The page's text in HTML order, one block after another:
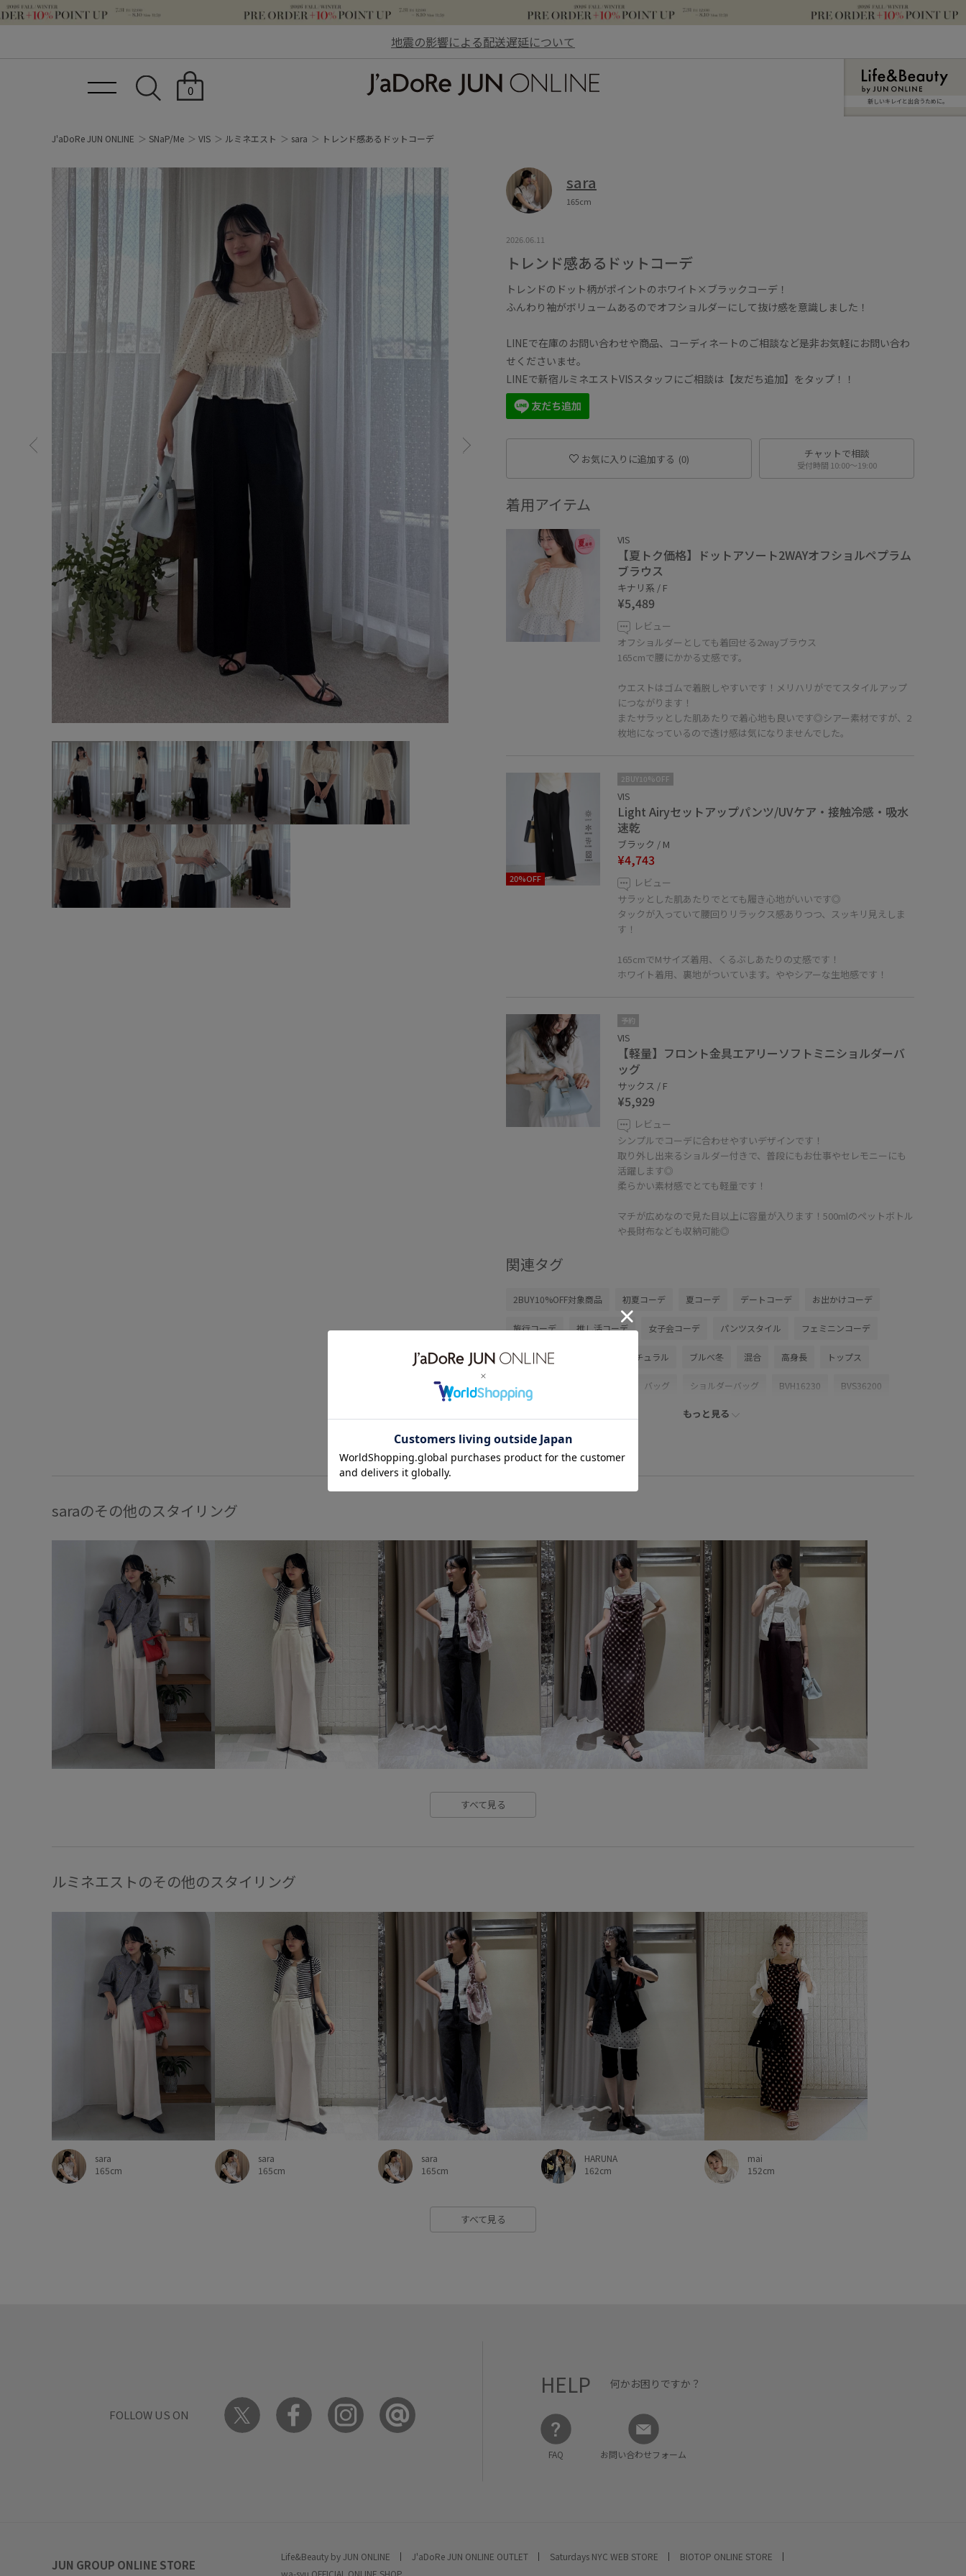
地震の影響による配送遅延について
0
新しいキレイと出合うために。
J'aDoRe JUN ONLINE SNaP/Me VIS ルミネエスト sara トレンド感あるドットコーデ
sara
165cm
2026.06.11
トレンド感あるドットコーデ
トレンドのドット柄がポイントのホワイト×ブラックコーデ！
ふんわり袖がボリュームあるのでオフショルダーにして抜け感を意識しました！
LINEで在庫のお問い合わせや商品、コーディネートのご相談など是非お気軽にお問い合わ
せくださいませ。
LINEで新宿ルミネエストVISスタッフにご相談は【友だち追加】をタップ！！
お気に入りに追加する (0) チャットで相談
受付時間 10:00〜19:00
着用アイテム
VIS
【夏トク価格】ドットアソート2WAYオフショルペプラム
ブラウス
キナリ系 / F
¥5,489
レビュー
オフショルダーとしても着回せる2wayブラウス
165cmで腰にかかる丈感です。
ウエストはゴムで着脱しやすいです！メリハリがでてスタイルアップ
につながります！
またサラッとした肌あたりで着心地も良いです◎シアー素材ですが、2
枚地になっているので透け感は気になりませんでした。
20%OFF
2BUY10%OFF
VIS
Light Airyセットアップパンツ/UVケア・接触冷感・吸水
速乾
ブラック / M
¥4,743
レビュー
サラッとした肌あたりでとても履き心地がいいです◎
タックが入っていて腰回りリラックス感ありつつ、スッキリ見えしま
す！
165cmでMサイズ着用、くるぶしあたりの丈感です！
ホワイト着用、裏地がついています。ややシアーな生地感です！
予約
VIS
【軽量】フロント金具エアリーソフトミニショルダーバ
ッグ
サックス / F
¥5,929
レビュー
シンプルでコーデに合わせやすいデザインです！
取り外し出来るショルダー付きで、普段にもお仕事やセレモニーにも
活躍します◎
柔らかい素材感でとても軽量です！
マチが広めなので見た目以上に容量が入ります！500mlのペットボトル
や長財布なども収納可能◎
関連タグ
2BUY10%OFF対象商品 初夏コーデ 夏コーデ デートコーデ お出かけコーデ
旅行コーデ 推し活コーデ 女子会コーデ パンツスタイル フェミニンコーデ
きれいめコーデ ナチュラル ブルべ冬 混合 高身長 トップス
シャツ/ブラウス バッグ ショルダーバッグ BVH16230 BVS36200
2WAYで使える LightAiry
VIS_2026SS_POLO2
スッキリ スッキリ見え セット セットアップ セットアップ対象商品
デニムパンツ トレンド ニュアンスがある バルーンスリーブ
フレアデニム ブラウス ベルト ベーシック ペプラム ポリエステル
ワイドデニム 上品 光沢感 取り外し可能 取り外し可能なショルダー
吸水速乾 接触冷感 洗濯機で洗える 涼しげ 爽やか 着心地が良い
薄手 軽くて柔らかい 透け感 高級感
もっと見る
saraのその他のスタイリング
すべて見る
ルミネエストのその他のスタイリング
sara
165cm
sara
165cm
sara
165cm
HARUNA
162cm
mai
152cm
すべて見る
FOLLOW US ON
HELP 何かお困りですか？
FAQ お問い合わせフォーム
JUN GROUP ONLINE STORE
Life&Beauty by JUN ONLINE J'aDoRe JUN ONLINE OUTLET Saturdays NYC WEB STORE
BIOTOP ONLINE STORE
wa-syu OFFICIAL ONLINE SHOP